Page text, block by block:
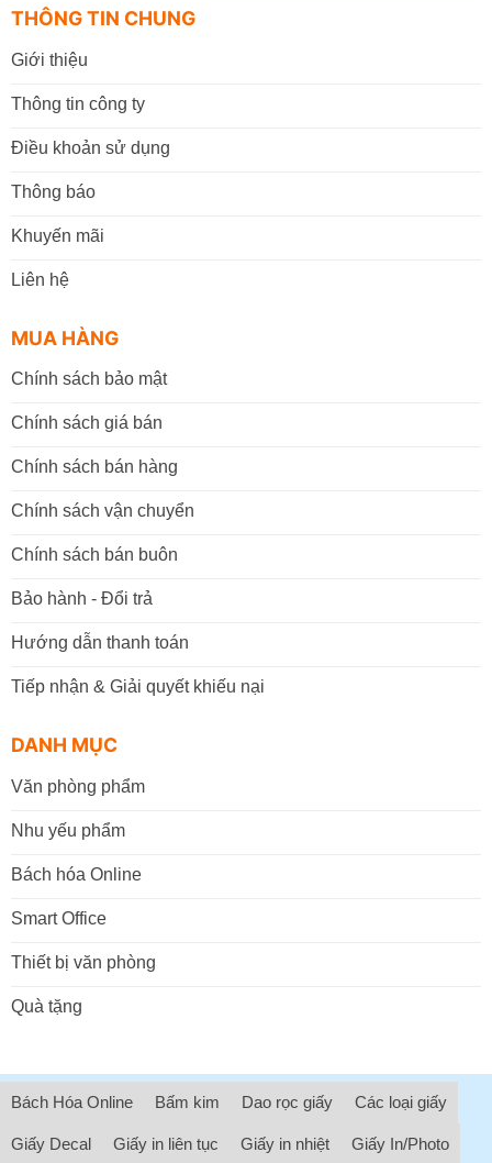
THÔNG TIN CHUNG
Giới thiệu
Thông tin công ty
Điều khoản sử dụng
Thông báo
Khuyến mãi
Liên hệ
MUA HÀNG
Chính sách bảo mật
Chính sách giá bán
Chính sách bán hàng
Chính sách vận chuyển
Chính sách bán buôn
Bảo hành - Đổi trả
Hướng dẫn thanh toán
Tiếp nhận & Giải quyết khiếu nại
DANH MỤC
Văn phòng phẩm
Nhu yếu phẩm
Bách hóa Online
Smart Office
Thiết bị văn phòng
Quà tặng
Bách Hóa Online Bấm kim Dao rọc giấy Các loại giấy
Giấy Decal Giấy in liên tục Giấy in nhiệt Giấy In/Photo